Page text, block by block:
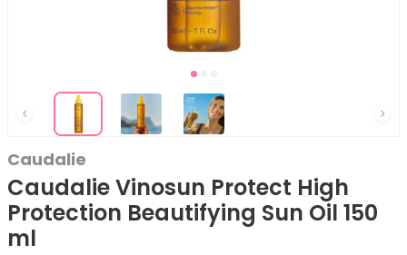
Caudalie
Caudalie Vinosun Protect High
Protection Beautifying Sun Oil 150
ml